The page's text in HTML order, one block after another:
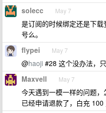
solecc May 7
是订阅的时候绑定还是下
号么。
flypei May 7
@haoji #28 这个没办法，
Maxvell May 7
今天遇到一模一样的问题
已经申请退款了，白充 100